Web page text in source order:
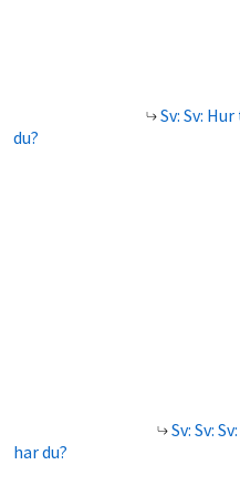
Sv: Sv:
du?
Sv: Sv:
har du?